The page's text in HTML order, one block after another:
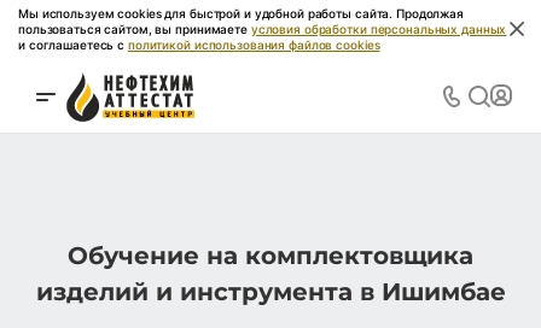
Мы используем cookies для быстрой и удобной работы сайта. Продолжая
пользоваться сайтом, вы принимаете условия обработки персональных данных
и соглашаетесь с политикой использования файлов cookies
Обучение на комплектовщика
изделий и инструмента в Ишимбае